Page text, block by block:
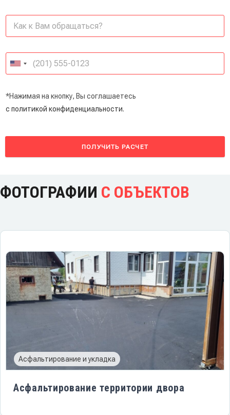
*Нажимая на кнопку, Вы соглашаетесь
с политикой конфиденциальности.
ПОЛУЧИТЬ РАСЧЕТ
ФОТОГРАФИИ С ОБЪЕКТОВ
Асфальтирование и укладка
Асфальтирование территории двора